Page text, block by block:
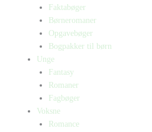
Faktabøger
Børneromaner
Opgavebøger
Bogpakker til børn
Unge
Fantasy
Romaner
Fagbøger
Voksne
Romance